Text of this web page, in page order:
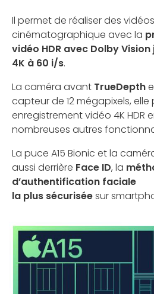
Il permet de réaliser des
cinématographique avec la
vidéo HDR avec Dolby
4K à 60 i/s.
La caméra avant TrueDepth
capteur de 12 mégapixels,
enregistrement vidéo 4K HDR
nombreuses autres
La puce A15 Bionic et la
aussi derrière Face ID, la
d’authentification faciale
la plus sécuriséesur